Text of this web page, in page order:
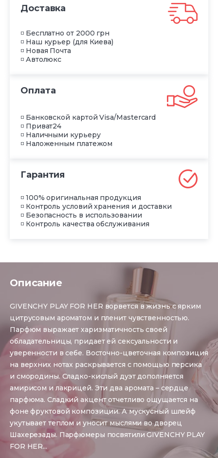
Доставка
◽ Бесплатно от 2000 грн
◽ Наш курьер (для Киева)
◽ Новая Почта
◽ Автолюкс
Оплата
◽ Банковской картой Visa/Mastercard
◽ Приват24
◽ Наличными курьеру
◽ Наложенным платежом
Гарантия
◽ 100% оригинальная продукция
◽ Контроль условий хранения и доставки
◽ Безопасность в использовании
◽ Контроль качества обслуживания
Описание
GIVENCHY PLAY FOR HER ворвется в жизнь с ярким
цитрусовым ароматом и пленит чувственностью.
Парфюм выражает харизматичность своей
обладательницы, придает ей сексуальности и
уверенности в себе. Восточно-цветочная композиция
на верхних нотах раскрывается с помощью персика
и смородины. Сладко-кислый дуэт дополняется
амирисом и лакрицей. Эти два аромата – сердце
парфюма. Сладкий акцент отчетливо ощущается на
фоне фруктовой композиции. А мускусный шлейф
укутывает теплом и уносит мыслями во дворец
Шахерезады. Парфюмеры посвятили GIVENCHY PLAY
FOR HER...